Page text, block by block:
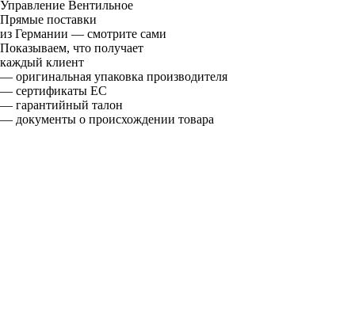
Управление Вентильное
Прямые поставки
из Германии — смотрите сами
Показываем, что получает
каждый клиент
— оригинальная упаковка производителя
— сертификаты ЕС
— гарантийный талон
— документы о происхождении товара